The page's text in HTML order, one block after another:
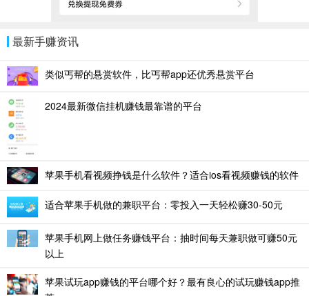
最新手赚资讯
类似丐帮的悬赏软件，比丐帮app还优秀悬赏平台
2024最新微信挂机赚钱最靠谱的平台
苹果手机看视频挣钱是什么软件？适合ios看视频赚钱的软件
适合苹果手机做的兼职平台：零投入一天轻松赚30-50元
苹果手机网上做任务赚钱平台：抽时间每天兼职做可赚50元
以上
苹果试玩app赚钱的平台哪个好？最有良心的试玩赚钱app推